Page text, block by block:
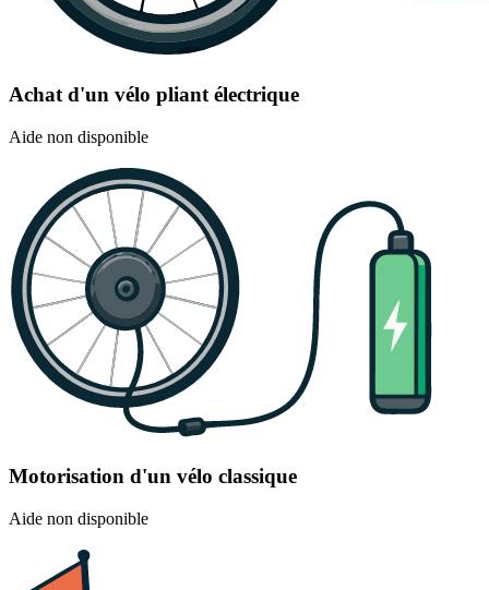
Achat d'un vélo pliant électrique
Aide non disponible
Motorisation d'un vélo classique
Aide non disponible